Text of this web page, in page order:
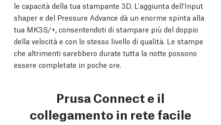
le capacità della tua stampante 3D. L'aggiunta dell'Input
shaper e del Pressure Advance dà un enorme spinta alla
tua MK3S/+, consentendoti di stampare più del doppio
della velocità e con lo stesso livello di qualità. Le stampe
che altrimenti sarebbero durate tutta la notte possono
essere completate in poche ore.
Prusa Connect e il
collegamento in rete facile